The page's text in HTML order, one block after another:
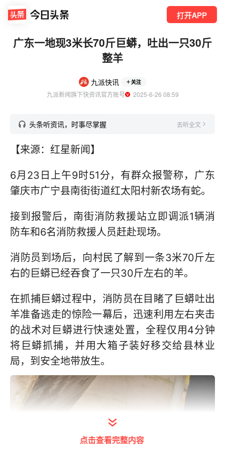
打开APP
广东一地现3米长70斤巨蟒，吐出一只30斤
整羊
九派快讯 关注
九派新闻旗下快资讯官方账号
  2025-6-26 08:59
头条听资讯，时事尽掌握 去听全文
【来源：红星新闻】
6月23日上午9时51分，有群众报警称，广东
肇庆市广宁县南街街道红太阳村新农场有蛇。
接到报警后，南街消防救援站立即调派1辆消
防车和6名消防救援人员赶赴现场。
消防员到场后，向村民了解到一条3米70斤左
右的巨蟒已经吞食了一只30斤左右的羊。
在抓捕巨蟒过程中，消防员在目睹了巨蟒吐出
羊准备逃走的惊险一幕后，迅速利用左右夹击
的战术对巨蟒进行快速处置，全程仅用4分钟
将巨蟒抓捕，并用大箱子装好移交给县林业
局，到安全地带放生。
点击查看完整内容